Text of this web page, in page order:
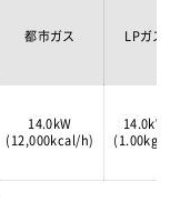
都市ガス LPガス
14.0kW
(12,000kcal/h)
14.0kW
(1.00kg/